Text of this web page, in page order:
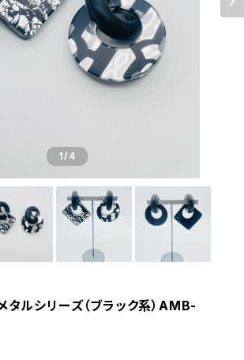
1/4
ルシリーズ（ブラック系）AMB-